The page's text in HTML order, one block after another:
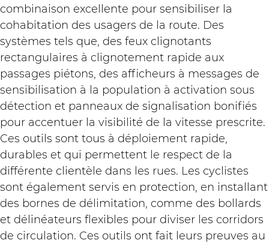
combinaison excellente pour sensibiliser la
cohabitation des usagers de la route. Des
systèmes tels que, des feux clignotants
rectangulaires à clignotement rapide aux
passages piétons, des afficheurs à messages de
sensibilisation à la population à activation sous
détection et panneaux de signalisation bonifiés
pour accentuer la visibilité de la vitesse prescrite.
Ces outils sont tous à déploiement rapide,
durables et qui permettent le respect de la
différente clientèle dans les rues. Les cyclistes
sont également servis en protection, en installant
des bornes de délimitation, comme des bollards
et délinéateurs flexibles pour diviser les corridors
de circulation. Ces outils ont fait leurs preuves au